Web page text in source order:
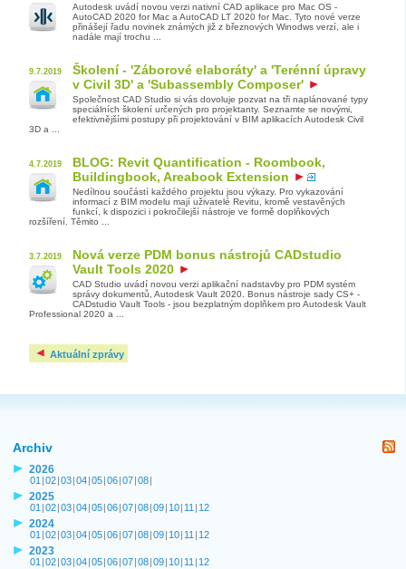
Autodesk uvádí novou verzi nativní CAD aplikace pro Mac OS -
AutoCAD 2020 for Mac a AutoCAD LT 2020 for Mac. Tyto nové verze
přinášejí řadu novinek známých již z březnových Winodws verzí, ale i
nadále mají trochu ...
9.7.2019
Školení - 'Záborové elaboráty' a 'Terénní úpravy
v Civil 3D' a 'Subassembly Composer'
Společnost CAD Studio si vás dovoluje pozvat na tři naplánované typy
speciálních školení určených pro projektanty. Seznamte se novými,
efektivnějšími postupy při projektování v BIM aplikacích Autodesk Civil
3D a ...
4.7.2019
BLOG: Revit Quantification - Roombook,
Buildingbook, Areabook Extension
Nedílnou součástí každého projektu jsou výkazy. Pro vykazování
informací z BIM modelu mají uživatelé Revitu, kromě vestavěných
funkcí, k dispozici i pokročilejší nástroje ve formě doplňkových
rozšíření. Těmito ...
3.7.2019
Nová verze PDM bonus nástrojů CADstudio
Vault Tools 2020
CAD Studio uvádí novou verzi aplikační nadstavby pro PDM systém
správy dokumentů, Autodesk Vault 2020. Bonus nástroje sady CS+ -
CADstudio Vault Tools - jsou bezplatným doplňkem pro Autodesk Vault
Professional 2020 a ...
Aktuální zprávy
Archiv
2026
01 |02|03|04|05|06|07|08|
2025
01 |02|03|04|05|06|07|08|09| 10| 11 | 12
2024
01 |02|03|04|05|06|07|08|09| 10| 11 | 12
2023
01 |02|03|04|05|06|07|08|09| 10| 11 | 12